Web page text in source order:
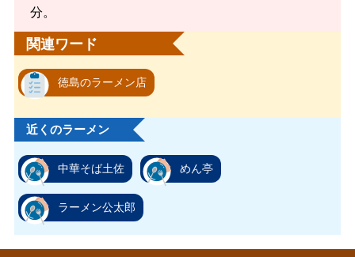
分。
関連ワード
徳島のラーメン店
近くのラーメン
中華そば土佐 めん亭
ラーメン公太郎